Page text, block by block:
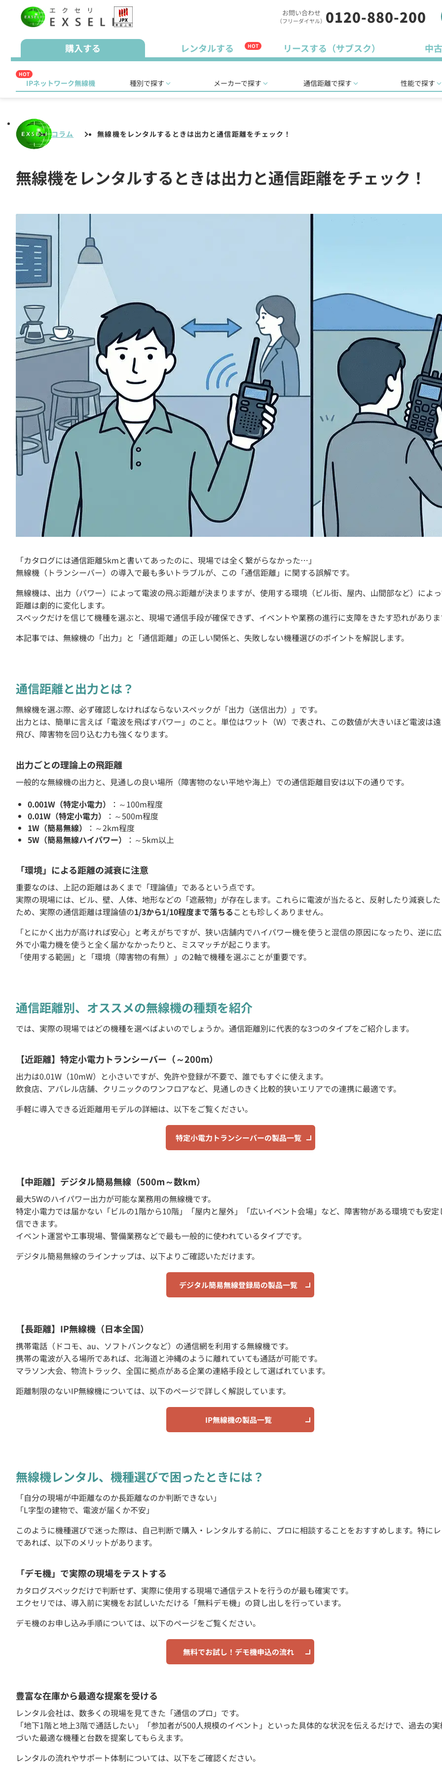
お問い合わせ
（フリーダイヤル） 0120-880-200
購入する レンタルする HOT リースする（サブスク） 中
HOT
IPネットワーク無線機 種別で探す メーカーで探す 通信距離で探す 性能で探す
コラム 無線機をレンタルするときは出力と通信距離をチェック！
無線機をレンタルするときは出力と通信距離をチェック！
「カタログには通信距離5kmと書いてあったのに、現場では全く繋がらなかった…」
無線機（トランシーバー）の導入で最も多いトラブルが、この「通信距離」に関する誤解です。
無線機は、出力（パワー）によって電波の飛ぶ距離が決まりますが、使用する環境（ビル街、屋内、山間部など）によ
距離は劇的に変化します。
スペックだけを信じて機種を選ぶと、現場で通信手段が確保できず、イベントや業務の進行に支障をきたす恐れがありま
本記事では、無線機の「出力」と「通信距離」の正しい関係と、失敗しない機種選びのポイントを解説します。
通信距離と出力とは？
無線機を選ぶ際、必ず確認しなければならないスペックが「出力（送信出力）」です。
出力とは、簡単に言えば「電波を飛ばすパワー」のこと。単位はワット（W）で表され、この数値が大きいほど電波は
飛び、障害物を回り込む力も強くなります。
出力ごとの理論上の飛距離
一般的な無線機の出力と、見通しの良い場所（障害物のない平地や海上）での通信距離目安は以下の通りです。
0.001W（特定小電力）
：～100m程度
0.01W（特定小電力）
：～500m程度
1W（簡易無線）
：～2km程度
5W（簡易無線ハイパワー）
：～5km以上
「環境」による距離の減衰に注意
重要なのは、上記の距離はあくまで「理論値」であるという点です。
実際の現場には、ビル、壁、人体、地形などの「遮蔽物」が存在します。これらに電波が当たると、反射したり減衰し
ため、実際の通信距離は理論値の1/3から1/10程度まで落ちることも珍しくありません。
「とにかく出力が高ければ安心」と考えがちですが、狭い店舗内でハイパワー機を使うと混信の原因になったり、逆に
外で小電力機を使うと全く届かなかったりと、ミスマッチが起こります。
「使用する範囲」と「環境（障害物の有無）」の2軸で機種を選ぶことが重要です。
通信距離別、オススメの無線機の種類を紹介
では、実際の現場ではどの機種を選べばよいのでしょうか。通信距離別に代表的な3つのタイプをご紹介します。
【近距離】特定小電力トランシーバー（～200m）
出力は0.01W（10mW）と小さいですが、免許や登録が不要で、誰でもすぐに使えます。
飲食店、アパレル店舗、クリニックのワンフロアなど、見通しのきく比較的狭いエリアでの連携に最適です。
手軽に導入できる近距離用モデルの詳細は、以下をご覧ください。
特定小電力トランシーバーの製品一覧
【中距離】デジタル簡易無線（500m～数km）
最大5Wのハイパワー出力が可能な業務用の無線機です。
特定小電力では届かない「ビルの1階から10階」「屋内と屋外」「広いイベント会場」など、障害物がある環境でも安定
信できます。
イベント運営や工事現場、警備業務などで最も一般的に使われているタイプです。
デジタル簡易無線のラインナップは、以下よりご確認いただけます。
デジタル簡易無線登録局の製品一覧
【長距離】IP無線機（日本全国）
携帯電話（ドコモ、au、ソフトバンクなど）の通信網を利用する無線機です。
携帯の電波が入る場所であれば、北海道と沖縄のように離れていても通話が可能です。
マラソン大会、物流トラック、全国に拠点がある企業の連絡手段として選ばれています。
距離制限のないIP無線機については、以下のページで詳しく解説しています。
IP無線機の製品一覧
無線機レンタル、機種選びで困ったときには？
「自分の現場が中距離なのか長距離なのか判断できない」
「L字型の建物で、電波が届くか不安」
このように機種選びで迷った際は、自己判断で購入・レンタルする前に、プロに相談することをおすすめします。特に
であれば、以下のメリットがあります。
「デモ機」で実際の現場をテストする
カタログスペックだけで判断せず、実際に使用する現場で通信テストを行うのが最も確実です。
エクセリでは、導入前に実機をお試しいただける「無料デモ機」の貸し出しを行っています。
デモ機のお申し込み手順については、以下のページをご覧ください。
無料でお試し！デモ機申込の流れ
豊富な在庫から最適な提案を受ける
レンタル会社は、数多くの現場を見てきた「通信のプロ」です。
「地下1階と地上3階で通話したい」「参加者が500人規模のイベント」といった具体的な状況を伝えるだけで、過去の
づいた最適な機種と台数を提案してもらえます。
レンタルの流れやサポート体制については、以下をご確認ください。